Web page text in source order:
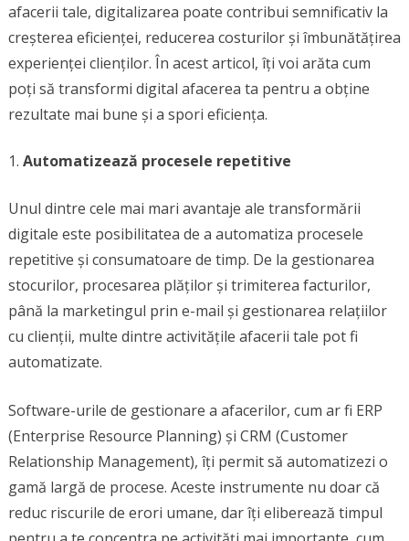
afacerii tale, digitalizarea poate contribui semnificativ la
creșterea eficienței, reducerea costurilor și îmbunătățirea
experienței clienților. În acest articol, îți voi arăta cum
poți să transformi digital afacerea ta pentru a obține
rezultate mai bune și a spori eficiența.
Automatizează procesele repetitive
Unul dintre cele mai mari avantaje ale transformării
digitale este posibilitatea de a automatiza procesele
repetitive și consumatoare de timp. De la gestionarea
stocurilor, procesarea plăților și trimiterea facturilor,
până la marketingul prin e-mail și gestionarea relațiilor
cu clienții, multe dintre activitățile afacerii tale pot fi
automatizate.
Software-urile de gestionare a afacerilor, cum ar fi ERP
(Enterprise Resource Planning) și CRM (Customer
Relationship Management), îți permit să automatizezi o
gamă largă de procese. Aceste instrumente nu doar că
reduc riscurile de erori umane, dar îți eliberează timpul